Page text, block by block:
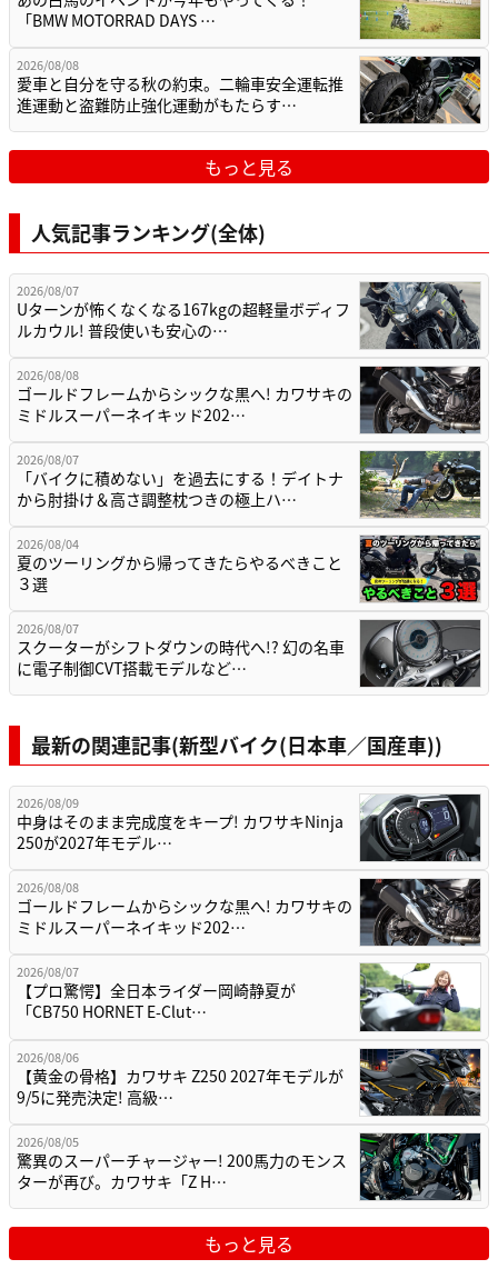
「BMW MOTORRAD DAYS …
2026/08/08
愛車と自分を守る秋の約束。二輪車安全運転推
進運動と盗難防止強化運動がもたらす…
もっと見る
人気記事ランキング(全体)
2026/08/07
Uターンが怖くなくなる167kgの超軽量ボディフ
ルカウル! 普段使いも安心の…
2026/08/08
ゴールドフレームからシックな黒へ! カワサキの
ミドルスーパーネイキッド202…
2026/08/07
「バイクに積めない」を過去にする！デイトナ
から肘掛け＆高さ調整枕つきの極上ハ…
2026/08/04
夏のツーリングから帰ってきたらやるべきこと
３選
2026/08/07
スクーターがシフトダウンの時代へ!? 幻の名車
に電子制御CVT搭載モデルなど…
最新の関連記事(新型バイク(日本車／国産車))
2026/08/09
中身はそのまま完成度をキープ! カワサキNinja
250が2027年モデル…
2026/08/08
ゴールドフレームからシックな黒へ! カワサキの
ミドルスーパーネイキッド202…
2026/08/07
【プロ驚愕】全日本ライダー岡崎静夏が
「CB750 HORNET E-Clut…
2026/08/06
【黄金の骨格】カワサキ Z250 2027年モデルが
9/5に発売決定! 高級…
2026/08/05
驚異のスーパーチャージャー! 200馬力のモンス
ターが再び。カワサキ「Z H…
もっと見る